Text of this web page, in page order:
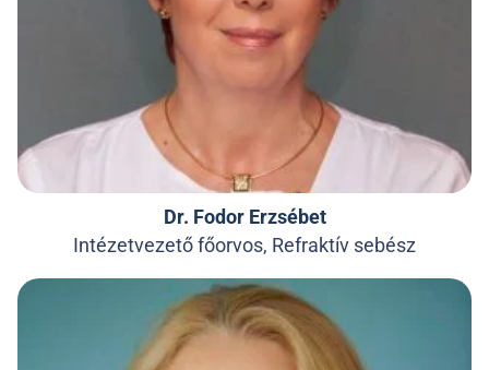
Dr. Fodor Erzsébet
Intézetvezető főorvos, Refraktív sebész